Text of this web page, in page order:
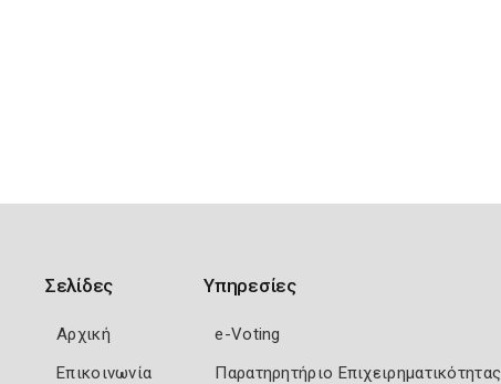
Σελίδες
Αρχική
Επικοινωνία
Υπηρεσίες
e-Voting
Παρατηρητήριο Επιχειρηματικότητας